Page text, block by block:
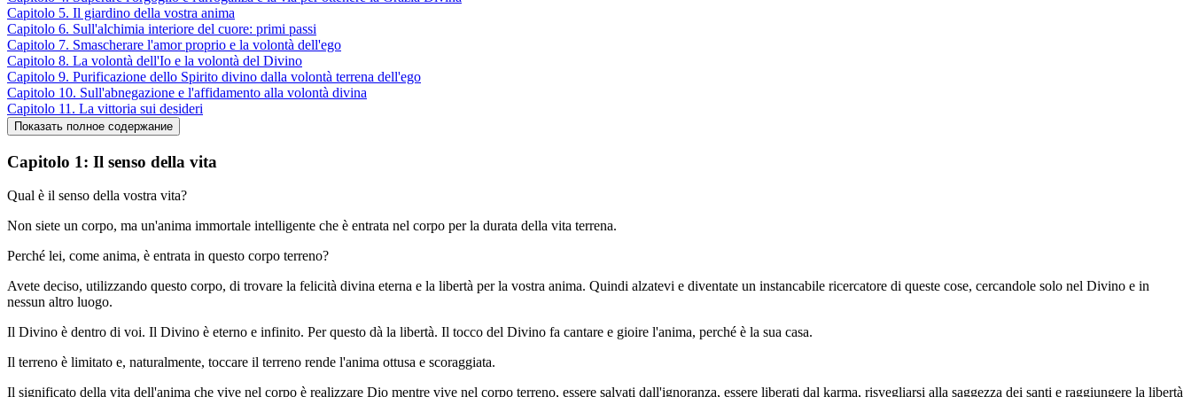
Capitolo 5. Il giardino della vostra anima
Capitolo 6. Sull'alchimia interiore del cuore: primi passi
Capitolo 7. Smascherare l'amor proprio e la volontà dell'ego
Capitolo 8. La volontà dell'Io e la volontà del Divino
Capitolo 9. Purificazione dello Spirito divino dalla volontà terrena dell'ego
Capitolo 10. Sull'abnegazione e l'affidamento alla volontà divina
Capitolo 11. La vittoria sui desideri
Capitolo 1: Il senso della vita
Qual è il senso della vostra vita?
Non siete un corpo, ma un'anima immortale intelligente che è entrata nel corpo per la durata della vita terrena.
Perché lei, come anima, è entrata in questo corpo terreno?
Avete deciso, utilizzando questo corpo, di trovare la felicità divina eterna e la libertà per la vostra anima. Quindi alzatevi e diventate un instancabile ricercatore di queste cose, cercandole solo nel Divino e in
nessun altro luogo.
Il Divino è dentro di voi. Il Divino è eterno e infinito. Per questo dà la libertà. Il tocco del Divino fa cantare e gioire l'anima, perché è la sua casa.
Il terreno è limitato e, naturalmente, toccare il terreno rende l'anima ottusa e scoraggiata.
Il significato della vita dell'anima che vive nel corpo è realizzare Dio mentre vive nel corpo terreno, essere salvati dall'ignoranza, essere liberati dal karma, risvegliarsi alla saggezza dei santi e raggiungere la libertà